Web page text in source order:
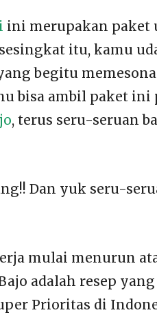
ini merupakan paket
itu, kamu
begitu memesona
bisa ambil paket ini
, terus seru-seruan
Dan yuk seru-
mulai menurun
adalah resep
Prioritas di